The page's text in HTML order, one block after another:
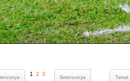
1 2 3
Seterusnya Tamat